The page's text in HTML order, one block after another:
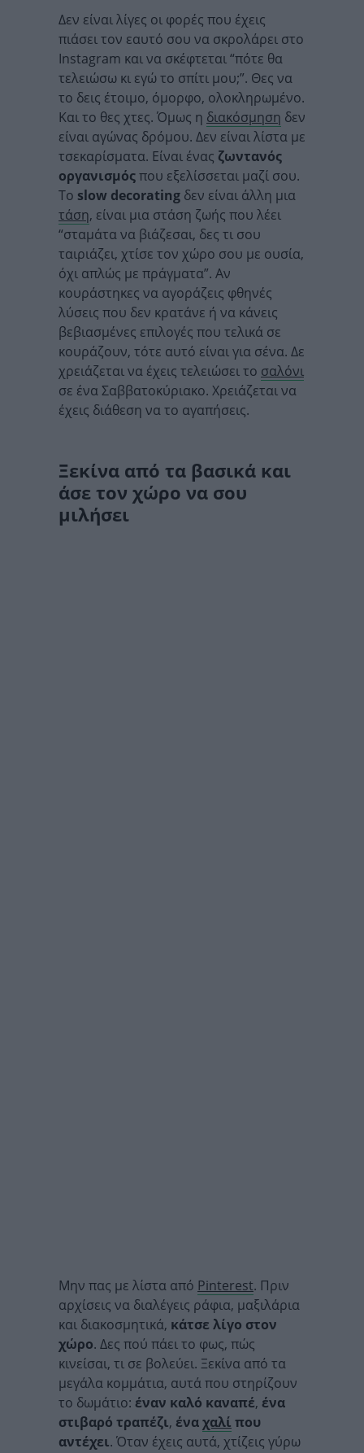
Δεν είναι λίγες οι φορές που έχεις
πιάσει τον εαυτό σου να σκρολάρει στο
Instagram και να σκέφτεται “πότε θα
τελειώσω κι εγώ το σπίτι μου;”. Θες να
το δεις έτοιμο, όμορφο, ολοκληρωμένο.
Και το θες χτες. Όμως η διακόσμηση δεν
είναι αγώνας δρόμου. Δεν είναι λίστα με
τσεκαρίσματα. Είναι ένας ζωντανός
οργανισμόςπου εξελίσσεται μαζί σου.
Το slow decorating δεν είναι άλλη μια
τάση, είναι μια στάση ζωής που λέει
“σταμάτα να βιάζεσαι, δες τι σου
ταιριάζει, χτίσε τον χώρο σου με ουσία,
όχι απλώς με πράγματα”. Αν
κουράστηκες να αγοράζεις φθηνές
λύσεις που δεν κρατάνε ή να κάνεις
βεβιασμένες επιλογές που τελικά σε
κουράζουν, τότε αυτό είναι για σένα. Δε
χρειάζεται να έχεις τελειώσει το σαλόνι
σε ένα Σαββατοκύριακο. Χρειάζεται να
έχεις διάθεση να το αγαπήσεις.
Ξεκίνα από τα βασικά και
άσε τον χώρο να σου
μιλήσει
Μην πας με λίστα από Pinterest. Πριν
αρχίσεις να διαλέγεις ράφια, μαξιλάρια
και διακοσμητικά, κάτσε λίγο στον
χώρο. Δες πού πάει το φως, πώς
κινείσαι, τι σε βολεύει. Ξεκίνα από τα
μεγάλα κομμάτια, αυτά που στηρίζουν
το δωμάτιο: έναν καλό καναπέ, ένα
στιβαρό τραπέζι, έναχαλί που
αντέχει. Όταν έχεις αυτά, χτίζεις γύρω